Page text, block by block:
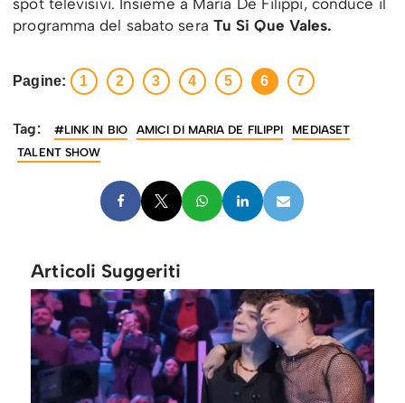
programma del sabato sera Tu Si Que Vales.
Pagine: 1 2 3 4 5 6 7
Tag: #LINK IN BIO AMICI DI MARIA DE FILIPPI
MEDIASET
TALENT SHOW
Articoli Suggeriti